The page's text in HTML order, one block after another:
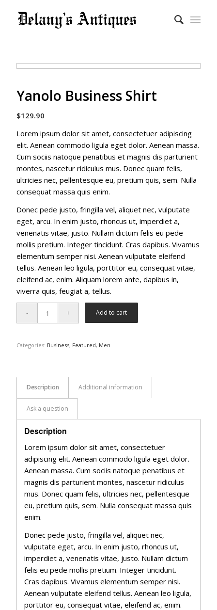
Yanolo Business Shirt
$129.90
Lorem ipsum dolor sit amet, consectetuer adipiscing
elit. Aenean commodo ligula eget dolor. Aenean massa.
Cum sociis natoque penatibus et magnis dis parturient
montes, nascetur ridiculus mus. Donec quam felis,
ultricies nec, pellentesque eu, pretium quis, sem. Nulla
consequat massa quis enim.
Donec pede justo, fringilla vel, aliquet nec, vulputate
eget, arcu. In enim justo, rhoncus ut, imperdiet a,
venenatis vitae, justo. Nullam dictum felis eu pede
mollis pretium. Integer tincidunt. Cras dapibus. Vivamus
elementum semper nisi. Aenean vulputate eleifend
tellus. Aenean leo ligula, porttitor eu, consequat vitae,
eleifend ac, enim. Aliquam lorem ante, dapibus in,
viverra quis, feugiat a, tellus.
Add to cart
Categories: Business, Featured, Men
Description Additional information
Ask a question
Description
Lorem ipsum dolor sit amet, consectetuer
adipiscing elit. Aenean commodo ligula eget dolor.
Aenean massa. Cum sociis natoque penatibus et
magnis dis parturient montes, nascetur ridiculus
mus. Donec quam felis, ultricies nec, pellentesque
eu, pretium quis, sem. Nulla consequat massa quis
enim.
Donec pede justo, fringilla vel, aliquet nec,
vulputate eget, arcu. In enim justo, rhoncus ut,
imperdiet a, venenatis vitae, justo. Nullam dictum
felis eu pede mollis pretium. Integer tincidunt.
Cras dapibus. Vivamus elementum semper nisi.
Aenean vulputate eleifend tellus. Aenean leo ligula,
porttitor eu, consequat vitae, eleifend ac, enim.